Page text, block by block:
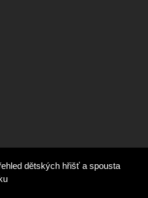
dětských hřišť a spousta